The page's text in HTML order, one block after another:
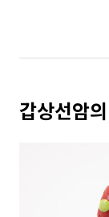
갑상선암